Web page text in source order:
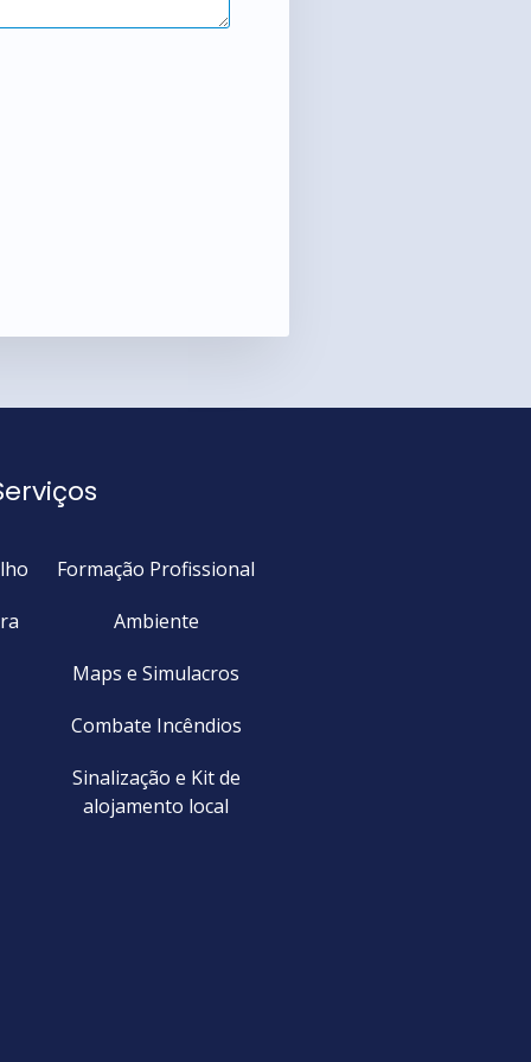
Formação Profissional
Ambiente
Maps e Simulacros
Combate Incêndios
Sinalização e Kit de
alojamento local